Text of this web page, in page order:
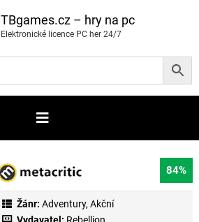
TBgames.cz – hry na pc
Elektronické licence PC her 24/7
84%
Žánr: Adventury, Akční